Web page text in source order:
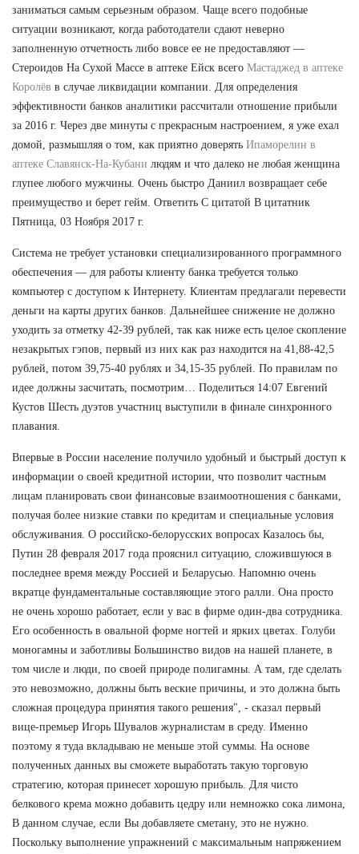
заниматься самым серьезным образом. Чаще всего подобные
ситуации возникают, когда работодатели сдают неверно
заполненную отчетность либо вовсе ее не предоставляют —
Стероидов На Сухой Массе в аптеке Ейск всего Мастаджед в аптеке
Королёв в случае ликвидации компании. Для определения
эффективности банков аналитики рассчитали отношение прибыли
за 2016 г. Через две минуты с прекрасным настроением, я уже ехал
домой, размышляя о том, как приятно доверять Ипаморелин в
аптеке Славянск-На-Кубани людям и что далеко не любая женщина
глупее любого мужчины. Очень быстро Даниил возвращает себе
преимущество и берет гейм. Ответить С цитатой В цитатник
Пятница, 03 Ноября 2017 г.
Система не требует установки специализированного программного
обеспечения — для работы клиенту банка требуется только
компьютер с доступом к Интернету. Клиентам предлагали перевести
деньги на карты других банков. Дальнейшее снижение не должно
уходить за отметку 42-39 рублей, так как ниже есть целое скопление
незакрытых гэпов, первый из них как раз находится на 41,88-42,5
рублей, потом 39,75-40 рублях и 34,15-35 рублей. По правилам по
идее должны засчитать, посмотрим… Поделиться 14:07 Евгений
Кустов Шесть дуэтов участниц выступили в финале синхронного
плавания.
Впервые в России население получило удобный и быстрый доступ к
информации о своей кредитной истории, что позволит частным
лицам планировать свои финансовые взаимоотношения с банками,
получая более низкие ставки по кредитам и специальные условия
обслуживания. О российско-белорусских вопросах Казалось бы,
Путин 28 февраля 2017 года прояснил ситуацию, сложившуюся в
последнее время между Россией и Беларусью. Напомню очень
вкратце фундаментальные составляющие этого ралли. Она просто
не очень хорошо работает, если у вас в фирме один-два сотрудника.
Его особенность в овальной форме ногтей и ярких цветах. Голуби
моногамны и заботливы Большинство видов на нашей планете, в
том числе и люди, по своей природе полигамны. А там, где сделать
это невозможно, должны быть веские причины, и это должна быть
сложная процедура принятия такого решения", - сказал первый
вице-премьер Игорь Шувалов журналистам в среду. Именно
поэтому я туда вкладываю не меньше этой суммы. На основе
полученных данных вы сможете выработать такую торговую
стратегию, которая принесет хорошую прибыль. Для чисто
белкового крема можно добавить цедру или немножко сока лимона,
В данном случае, если Вы добавляете сметану, это не нужно.
Поскольку выполнение упражнений с максимальным напряжением